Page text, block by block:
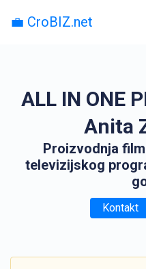
💼 CroBIZ.net
ALL IN ONE
Anita
Proizvodnja
televizijskog
Kontakt